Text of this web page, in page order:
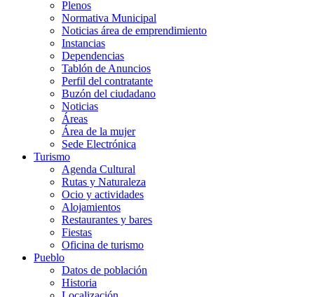
Plenos
Normativa Municipal
Noticias área de emprendimiento
Instancias
Dependencias
Tablón de Anuncios
Perfil del contratante
Buzón del ciudadano
Noticias
Áreas
Área de la mujer
Sede Electrónica
Turismo
Agenda Cultural
Rutas y Naturaleza
Ocio y actividades
Alojamientos
Restaurantes y bares
Fiestas
Oficina de turismo
Pueblo
Datos de población
Historia